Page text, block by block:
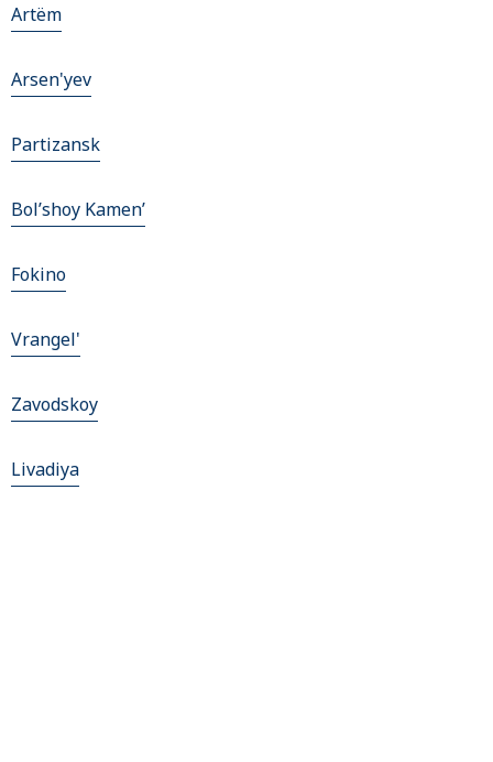
Artëm
Arsen'yev
Partizansk
Bol’shoy Kamen’
Fokino
Vrangel'
Zavodskoy
Livadiya